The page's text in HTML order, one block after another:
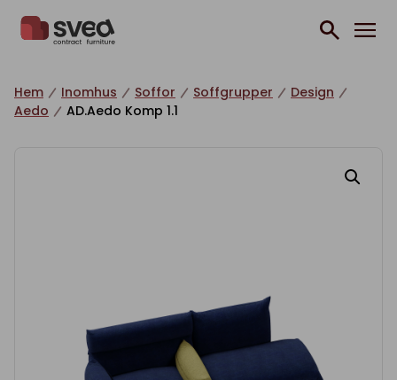
Hem Inomhus Soffor Soffgrupper
Design
Aedo
AD.Aedo Komp 1.1